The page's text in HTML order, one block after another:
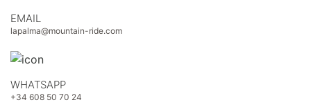
EMAIL
lapalma@mountain-ride.com
WHATSAPP
+34 608 50 70 24